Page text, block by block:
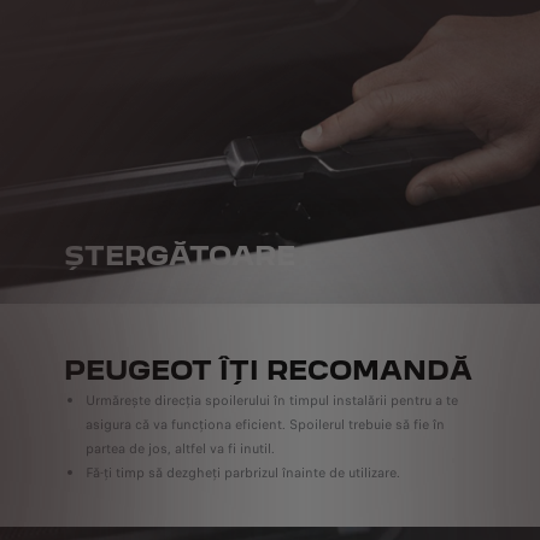
ȘTERGĂTOARE
PEUGEOT ÎȚI RECOMANDĂ
Urmărește direcția spoilerului în timpul instalării pentru a te
asigura că va funcționa eficient. Spoilerul trebuie să fie în
partea de jos, altfel va fi inutil.
Fă-ți timp să dezgheți parbrizul înainte de utilizare.